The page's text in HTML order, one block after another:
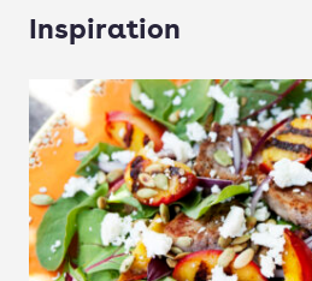
Inspiration